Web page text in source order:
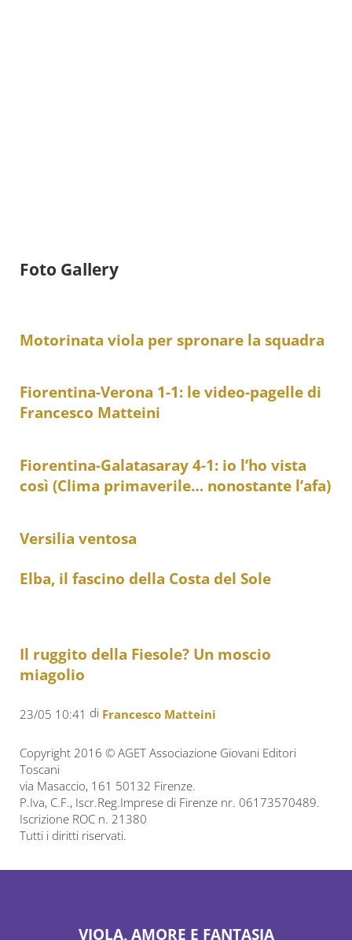
Foto Gallery
Motorinata viola per spronare la squadra
Fiorentina-Verona 1-1: le video-pagelle di
Francesco Matteini
Fiorentina-Galatasaray 4-1: io l’ho vista
così (Clima primaverile… nonostante l’afa)
Versilia ventosa
Elba, il fascino della Costa del Sole
Il ruggito della Fiesole? Un moscio
miagolio
23/05 10:41 di Francesco Matteini
Copyright 2016 © AGET Associazione Giovani Editori
Toscani
via Masaccio, 161 50132 Firenze.
P.Iva, C.F., Iscr.Reg.Imprese di Firenze nr. 06173570489.
Iscrizione ROC n. 21380
Tutti i diritti riservati.
VIOLA, AMORE E FANTASIA